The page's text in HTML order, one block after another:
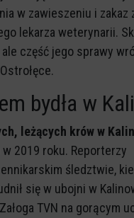
w zawieszeniu i zakaz
lekarza weterynarii.
część jego sprawy
bydła w
leżących krów w
2019 roku. Reporterzy
śledztwie,
się w ubojni w
TVN na gorącym